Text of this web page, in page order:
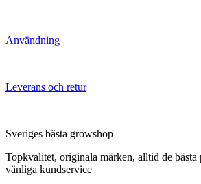
Användning
Leverans och retur
Sveriges bästa growshop
Topkvalitet, originala märken, alltid de bästa
vänliga kundservice